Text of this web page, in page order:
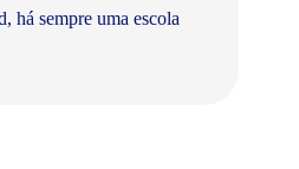
há sempre uma escola